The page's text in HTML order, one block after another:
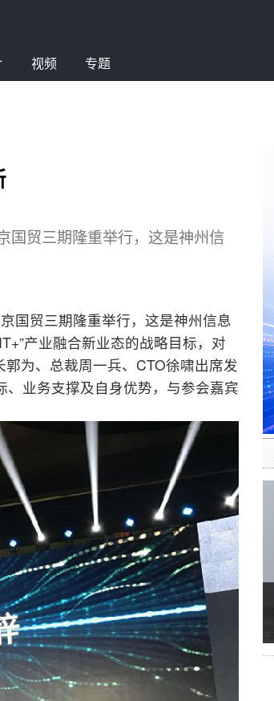
视频 专题
贸三期隆重举行，这是神州信
国贸三期隆重举行，这是神州信息
产业融合新业态的战略目标，对
为、总裁周一兵、CTO徐啸出席发
业务支撑及自身优势，与参会嘉宾